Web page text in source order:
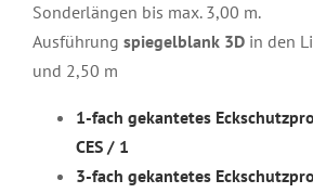
Sonderlängen bis max. 3,00 m.
Ausführung spiegelblank 3D in den
und 2,50 m
1-fach gekantetes
CES / 1
3-fach gekantetes